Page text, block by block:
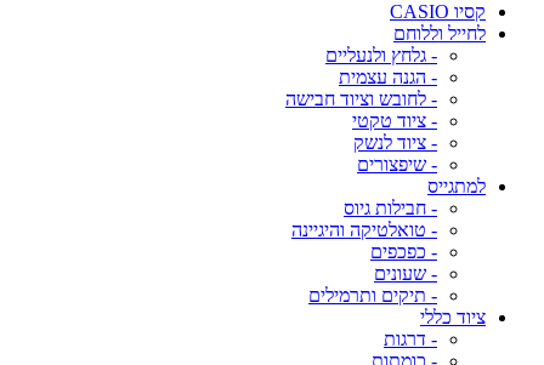
קסיו CASIO
לחייל וללוחם
- גלחץ ולנעליים
- הגנה עצמית
- לחובש וציוד חבישה
- ציוד טקטי
- ציוד לנשק
- שיפצורים
למתגייס
- חבילות גיוס
- טואלטיקה והיגיינה
- כפכפים
- שעונים
- תיקים ותרמילים
ציוד כללי
- דרגות
- כומתות